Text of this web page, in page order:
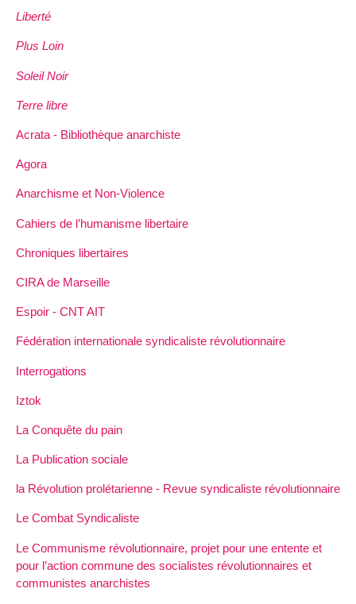
Liberté
Plus Loin
Soleil Noir
Terre libre
Acrata - Bibliothèque anarchiste
Agora
Anarchisme et Non-Violence
Cahiers de l’humanisme libertaire
Chroniques libertaires
CIRA de Marseille
Espoir - CNT AIT
Fédération internationale syndicaliste révolutionnaire
Interrogations
Iztok
La Conquête du pain
La Publication sociale
la Révolution prolétarienne - Revue syndicaliste révolutionnaire
Le Combat Syndicaliste
Le Communisme révolutionnaire, projet pour une entente et
pour l’action commune des socialistes révolutionnaires et
communistes anarchistes